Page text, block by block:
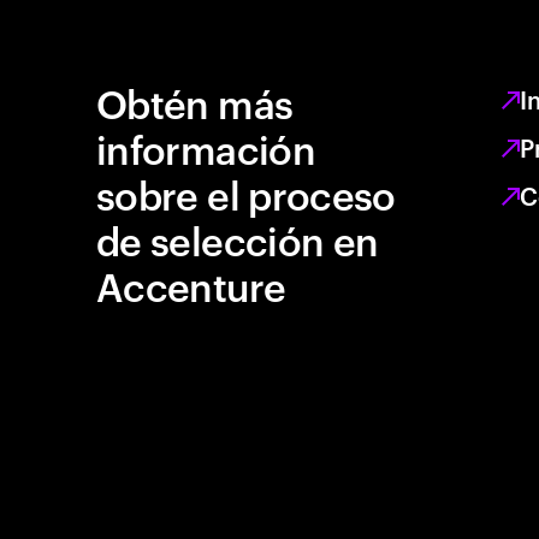
Obtén más
información
sobre el proceso
de selección en
Accenture